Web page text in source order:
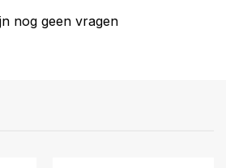
nog geen vragen